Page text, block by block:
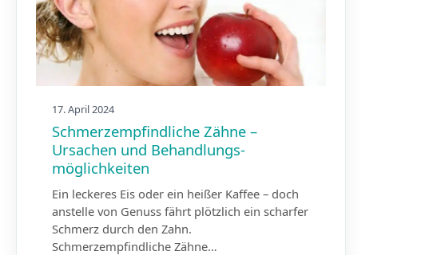
17. April 2024
Schmerz­empfindliche Zähne –
Ursachen und Behandlungs­
möglichkeiten
Ein leckeres Eis oder ein heißer Kaffee – doch
anstelle von Genuss fährt plötzlich ein scharfer
Schmerz durch den Zahn.
Schmerzempfindliche Zähne…